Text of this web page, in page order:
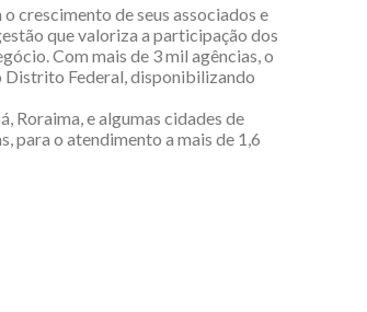
crescimento de seus associados e
que valoriza a participação dos
Com mais de 3 mil agências, o
Distrito Federal, disponibilizando
Roraima, e algumas cidades de
para o atendimento a mais de 1,6